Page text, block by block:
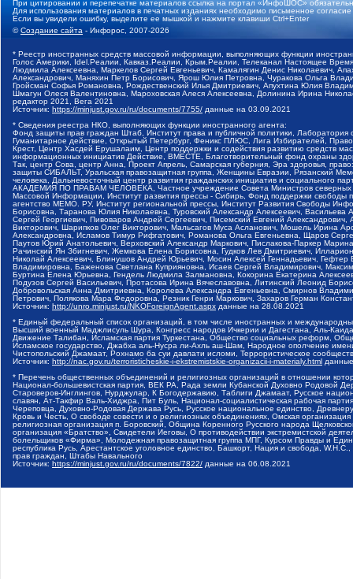
При цитировании и перепечатке материалов ссылка на портал «ИнфоШОС»
Для использования материалов в печатных изданиях необходимо письменное
Если вы увидели ошибку, выделите ее мышкой и нажмите клавиши Ctrl+Enter
©Создание сайта - Инфорос, 2007-2026
* Реестр иностранных средств массовой информации, выполняющих функции
Голос Америки, Idel.Реалии, Кавказ.Реалии, Крым.Реалии, Телеканал Настоящее
Людмила Алексеевна, Маркелов Сергей Евгеньевич, Камалягин Денис Николаевич,
Александрович, Маняхин Петр Борисович, Ярош Юлия Петровна, Чуракова Ольга
Гройсман Софья Романовна, Рождественский Илья Дмитриевич, Апухтина Юлия
Шмагун Олеся Валентиновна, Мароховская Алеся Алексеевна, Долинина Ирина
редактор 2021, Вега 2021
Источник: https://minjust.gov.ru/ru/documents/7755/ данные на 03.09.2021
* Сведения реестра НКО, выполняющих функции иностранного агента:
Фонд защиты прав граждан Штаб, Институт права и публичной политики,
Гуманитарное действие, Открытый Петербург, Феникс ПЛЮС, Лига Избирателей,
Крест, Центр Хасдей Ерушалаим, Центр поддержки и содействия развитию средств
информационных инициатив Действие, ВМЕСТЕ, Благотворительный фонд охраны
Так, центр Сова, центр Анна, Проект Апрель, Самарская губерния, Эра здоровья,
защиты СИБАЛЬТ, Уральская правозащитная группа, Женщины Евразии, Рязанский
человека, Дальневосточный центр развития гражданских инициатив и социального
АКАДЕМИЯ ПО ПРАВАМ ЧЕЛОВЕКА, Частное учреждение Совета Министров северных
Массовой Информации, Институт развития прессы - Сибирь, Фонд поддержки
агентство МЕМО. РУ, Институт региональной прессы, Институт Развития Свободы
Борисовна, Таранова Юлия Николаевна, Туровский Александр Алексеевич,
Сергей Георгиевич, Пивоваров Андрей Сергеевич, Писемский Евгений
Викторович, Шарипков Олег Викторович, Мальсагов Муса Асланович, Мошель Ирина
Александровна, Исламов Тимур Рифгатович, Романова Ольга Евгеньевна, Щаров
Паутов Юрий Анатольевич, Верховский Александр Маркович, Пислакова-Паркер
Рачинский Ян Збигневич, Жемкова Елена Борисовна, Гудков Лев Дмитриевич,
Николай Алексеевич, Блинушов Андрей Юрьевич, Мосин Алексей Геннадьевич,
Владимировна, Баженова Светлана Куприяновна, Исаев Сергей Владимирович,
Буртина Елена Юрьевна, Гендель Людмила Залмановна, Кокорина Екатерина
Подузов Сергей Васильевич, Протасова Ирина Вячеславовна, Литинский Леонид
Добровольская Анна Дмитриевна, Королева Александра Евгеньевна, Смирнов
Петрович, Полякова Мара Федоровна, Резник Генри Маркович, Захаров Герман
Источник: http://unro.minjust.ru/NKOForeignAgent.aspx данные на 28.08.2021
* Единый федеральный список организаций, в том числе иностранных и
Высший военный Маджлисуль Шура, Конгресс народов Ичкерии и Дагестана, Аль-
Движение Талибан, Исламская партия Туркестана, Общество социальных реформ,
Исламское государство, Джабха аль-Нусра ли-Ахль аш-Шам, Народное ополчение
Чистопольский Джамаат, Рохнамо ба суи давлати исломи, Террористическое
Источник: http://nac.gov.ru/terroristicheskie-i-ekstremistskie-organizacii-i-materialy.html
* Перечень общественных объединений и религиозных организаций в отношении
Национал-большевистская партия, ВЕК РА, Рада земли Кубанской Духовно Родовой
Староверов-Инглингов, Нурджулар, К Богодержавию, Таблиги Джамаат, Русское
славян, Ат-Такфир Валь-Хиджра, Пит Буль, Национал-социалистическая рабочая
Череповца, Духовно-Родовая Держава Русь, Русское национальное единство,
Кровь и Честь, О свободе совести и о религиозных объединениях, Омская
религиозная организация п. Боровский, Община Коренного Русского народа
организация «Братство», Свидетели Иеговы, О противодействии экстремистской
болельщиков «Фирма», Молодежная правозащитная группа МПГ, Курсом Правды и
республика Русь, Арестантское уголовное единство, Башкорт, Нация и свобода,
прав граждан, Штабы Навального
Источник: https://minjust.gov.ru/ru/documents/7822/ данные на 06.08.2021